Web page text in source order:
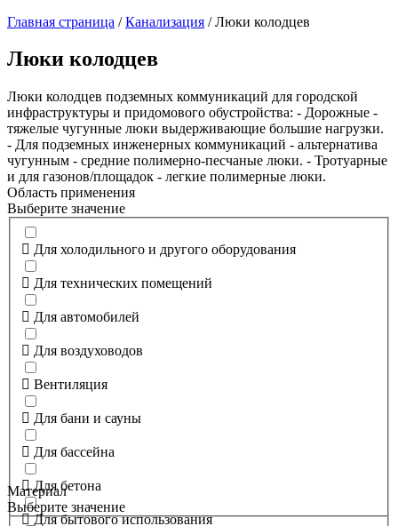
Главная страница /Канализация /Люки колодцев
Люки колодцев
Люки колодцев подземных коммуникаций для городской
инфраструктуры и придомового обустройства: - Дорожные -
тяжелые чугунные люки выдерживающие большие нагрузки.
- Для подземных инженерных коммуникаций - альтернатива
чугунным - средние полимерно-песчаные люки. - Тротуарные
и для газонов/площадок - легкие полимерные люки.
Область применения
Выберите значение
Для холодильного и другого оборудования
Для технических помещений
Для автомобилей
Для воздуховодов
Вентиляция
Для бани и сауны
Для бассейна
Для бетона
Для бытового использования
Материал
Выберите значение